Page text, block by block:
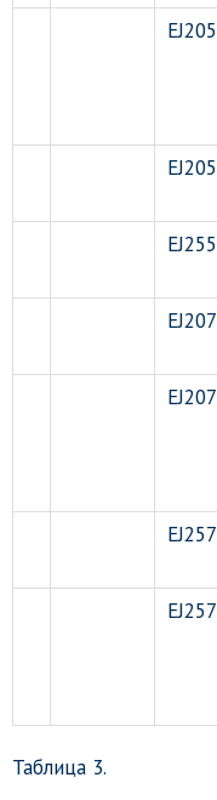
EJ205
EJ205
EJ255
EJ207
EJ207
EJ257
EJ257
Таблица 3.